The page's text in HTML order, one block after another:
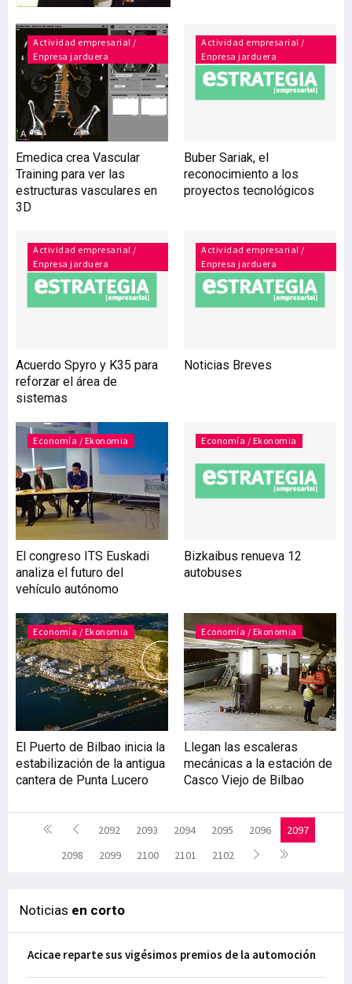
que ambas entidades
mantienen desde el año
2012, reafirmando así su
apoyo a las organizaciones
participativo,
transparente y
competitivo. El objetivo de
estas empresas de liquidez
y facilitar, de este modo,
nuevas inversiones. El
convenio se ha diseñado
empresas de economía
financiación a
Actividad empresarial /
Enpresa jarduera
Emedica crea Vascular
Training para ver las
estructuras vasculares en
3D
Actividad empresarial /
Enpresa jarduera
Buber Sariak, el
reconocimiento a los
proyectos tecnológicos
Actividad empresarial /
Enpresa jarduera
Acuerdo Spyro y K35 para
reforzar el área de
sistemas
Actividad empresarial /
Enpresa jarduera
Noticias Breves
Economía / Ekonomia
El congreso ITS Euskadi
analiza el futuro del
vehículo autónomo
Economía / Ekonomia
Bizkaibus renueva 12
autobuses
Economía / Ekonomia
El Puerto de Bilbao inicia la
estabilización de la antigua
cantera de Punta Lucero
Economía / Ekonomia
Llegan las escaleras
mecánicas a la estación de
Casco Viejo de Bilbao
2092 2093 2094 2095 2096
2097
2098
2099 2100 2101 2102
Noticias en corto
Acicae reparte sus vigésimos premios de la automoción